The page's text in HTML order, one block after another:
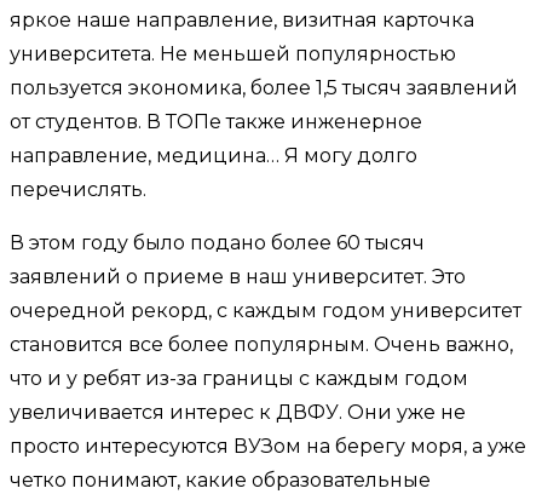
яркое наше направление, визитная карточка
университета. Не меньшей популярностью
пользуется экономика, более 1,5 тысяч заявлений
от студентов. В ТОПе также инженерное
направление, медицина… Я могу долго
перечислять.
В этом году было подано более 60 тысяч
заявлений о приеме в наш университет. Это
очередной рекорд, с каждым годом университет
становится все более популярным. Очень важно,
что и у ребят из-за границы с каждым годом
увеличивается интерес к ДВФУ. Они уже не
просто интересуются ВУЗом на берегу моря, а уже
четко понимают, какие образовательные